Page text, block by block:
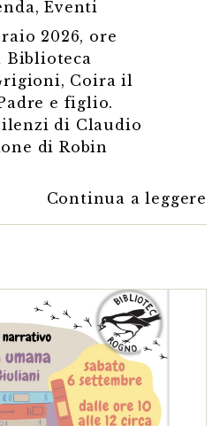
,Eventi
2026, ore
Biblioteca
Coira il
e figlio.
di Claudio
di Robin
Continua a leggere